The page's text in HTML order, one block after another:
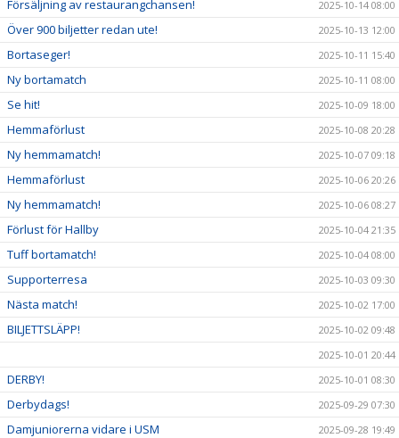
Försäljning av restaurangchansen! 2025-10-14 08:00
Över 900 biljetter redan ute! 2025-10-13 12:00
Bortaseger! 2025-10-11 15:40
Ny bortamatch 2025-10-11 08:00
Se hit! 2025-10-09 18:00
Hemmaförlust 2025-10-08 20:28
Ny hemmamatch! 2025-10-07 09:18
Hemmaförlust 2025-10-06 20:26
Ny hemmamatch! 2025-10-06 08:27
Förlust för Hallby 2025-10-04 21:35
Tuff bortamatch! 2025-10-04 08:00
Supporterresa 2025-10-03 09:30
Nästa match! 2025-10-02 17:00
BILJETTSLÄPP!
2025-10-02 09:48
2025-10-01 20:44
DERBY! 2025-10-01 08:30
Derbydags! 2025-09-29 07:30
Damjuniorerna vidare i USM 2025-09-28 19:49